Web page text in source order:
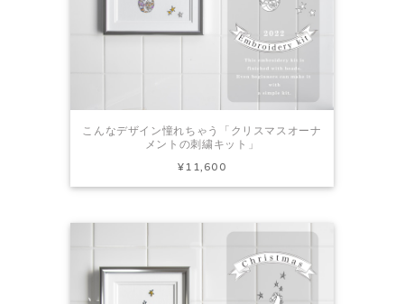
こんなデザイン憧れちゃう「クリスマスオーナ
メントの刺繍キット」
¥11,600